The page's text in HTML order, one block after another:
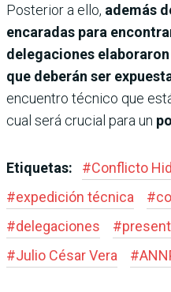
Posterior a ello, además
encaradas para
delegaciones
que deberán ser
encuentro técnico que
cual será crucial para un
Etiquetas: #Conflicto
#expedición técnica #
#delegaciones #
#Julio César Vera #